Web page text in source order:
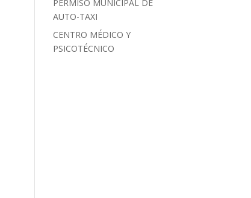
PERMISO MUNICIPAL DE
AUTO-TAXI
CENTRO MÉDICO Y
PSICOTÉCNICO